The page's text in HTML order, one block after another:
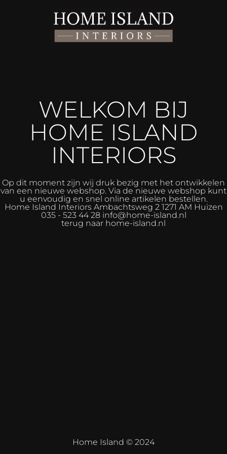
WELKOM BIJ
HOME ISLAND
INTERIORS
Op dit moment zijn wij druk bezig met het ontwikkelen
van een nieuwe webshop. Via de nieuwe webshop kunt
u eenvoudig en snel online artikelen bestellen.
Home Island Interiors Ambachtsweg 2 1271 AM Huizen
035 - 523 44 28 info@home-island.nl
terug naar home-island.nl
Home Island © 2024